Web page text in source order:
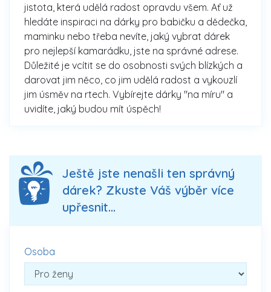
jistota, která udělá radost opravdu všem. Ať už
hledáte inspiraci na dárky pro babičku a dědečka,
maminku nebo třeba nevíte, jaký vybrat dárek
pro nejlepší kamarádku, jste na správné adrese.
Důležité je vcítit se do osobnosti svých blízkých a
darovat jim něco, co jim udělá radost a vykouzlí
jim úsměv na rtech. Vybírejte dárky "na míru" a
uvidíte, jaký budou mít úspěch!
Ještě jste nenašli ten správný
dárek? Zkuste Váš výběr více
upřesnit...
Osoba